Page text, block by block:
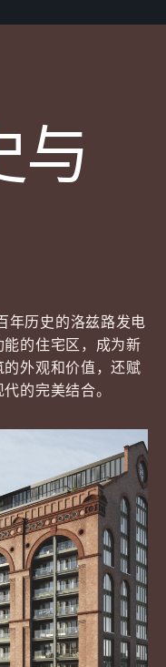
与
历史的洛兹路发电
的住宅区，成为新
外观和价值，还赋
的完美结合。